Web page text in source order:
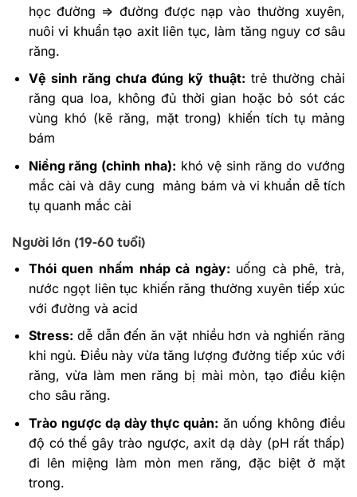
học đường => đường được nạp vào thường xuyên,
nuôi vi khuẩn tạo axit liên tục, làm tăng nguy cơ sâu
răng.
Vệ sinh răng chưa đúng kỹ thuật: trẻ thường chải
răng qua loa, không đủ thời gian hoặc bỏ sót các
vùng khó (kẽ răng, mặt trong) khiến tích tụ mảng
bám
Niềng răng (chỉnh nha): khó vệ sinh răng do vướng
mắc cài và dây cung mảng bám và vi khuẩn dễ tích
tụ quanh mắc cài
Người lớn (19-60 tuổi)
Thói quen nhấm nháp cả ngày: uống cà phê, trà,
nước ngọt liên tục khiến răng thường xuyên tiếp xúc
với đường và acid
Stress: dễ dẫn đến ăn vặt nhiều hơn và nghiến răng
khi ngủ. Điều này vừa tăng lượng đường tiếp xúc với
răng, vừa làm men răng bị mài mòn, tạo điều kiện
cho sâu răng.
Trào ngược dạ dày thực quản: ăn uống không điều
độ có thể gây trào ngược, axit dạ dày (pH rất thấp)
đi lên miệng làm mòn men răng, đặc biệt ở mặt
trong.